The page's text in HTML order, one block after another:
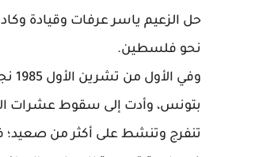
حل الزعيم ياسر عرفات وقيادة
نحو فلسطين.
تنفرج وتنشط على أكثر من صعيد؛